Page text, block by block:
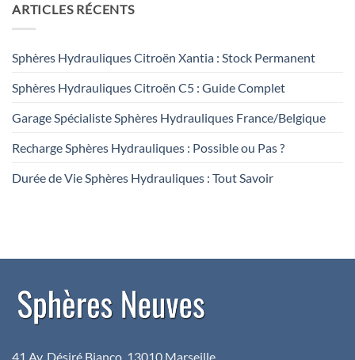
ARTICLES RÉCENTS
Sphères Hydrauliques Citroën Xantia : Stock Permanent
Sphères Hydrauliques Citroën C5 : Guide Complet
Garage Spécialiste Sphères Hydrauliques France/Belgique
Recharge Sphères Hydrauliques : Possible ou Pas ?
Durée de Vie Sphères Hydrauliques : Tout Savoir
41 Av. Désiré Bianco, 13010 Marseille